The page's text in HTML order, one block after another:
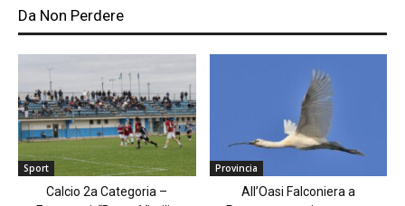
Da Non Perdere
Sport
Calcio 2a Categoria –
Provincia
All’Oasi Falconiera a